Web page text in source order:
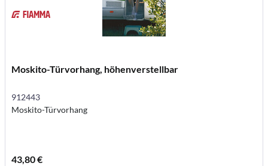
Moskito-Türvorhang, höhenverstellbar
912443
Moskito-Türvorhang
43,80 €